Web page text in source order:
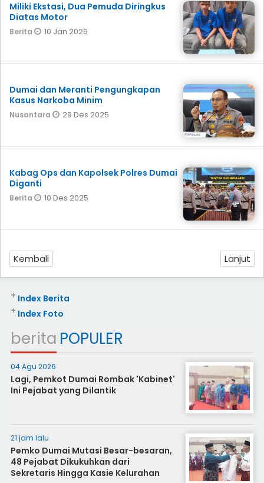
Miliki Ekstasi, Dua Pemuda Diringkus
Diatas Motor
Berita 10 Jan 2026
Dumai dan Meranti Pengungkapan
Kasus Narkoba Minim
Nusantara 29 Des 2025
Kabag Ops dan Kapolsek Polres Dumai
Diganti
Berita 10 Des 2025
Kembali Lanjut
Index Berita
+
Index Foto
+
berita POPULER
04 Agu 2026
Lagi, Pemkot Dumai Rombak 'Kabinet'
Ini Pejabat yang Dilantik
21 jam lalu
Pemko Dumai Mutasi Besar-besaran,
48 Pejabat Dikukuhkan dari
Sekretaris Hingga Kasie Kelurahan